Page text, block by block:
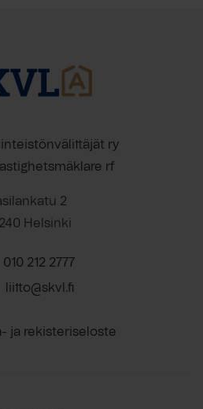
ry
rf
2
Helsinki
010 212 2777
liitto@skvl.fi
ja rekisteriseloste